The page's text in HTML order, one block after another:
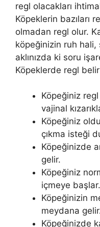
regl olacakları
Köpeklerin bazıları
olmadan regl olur.
köpeğinizin ruh
aklınızda ki soru
Köpeklerde regl
Köpeğiniz
vajinal
Köpeğiniz
çıkma isteği
Köpeğinizde
gelir.
Köpeğiniz
içmeye başlar.
Köpeğinizin
meydana
Köpeğinizde